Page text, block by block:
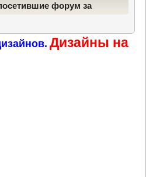
форум за
Дизайны на